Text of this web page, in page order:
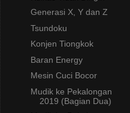
Generasi X, Y dan Z
Tsundoku
Konjen Tiongkok
Baran Energy
Mesin Cuci Bocor
Mudik ke Pekalongan
2019 (Bagian Dua)